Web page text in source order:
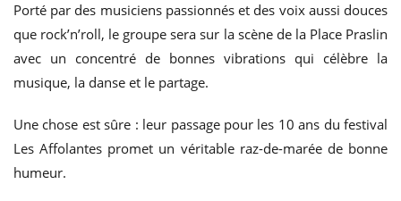
Porté par des musiciens passionnés et des voix aussi douces
que rock’n’roll, le groupe sera sur la scène de la Place Praslin
avec un concentré de bonnes vibrations qui célèbre la
musique, la danse et le partage.
Une chose est sûre : leur passage pour les 10 ans du festival
Les Affolantes promet un véritable raz-de-marée de bonne
humeur.